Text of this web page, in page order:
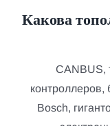
Какова
CANBUS,
контроллеров,
Bosch,